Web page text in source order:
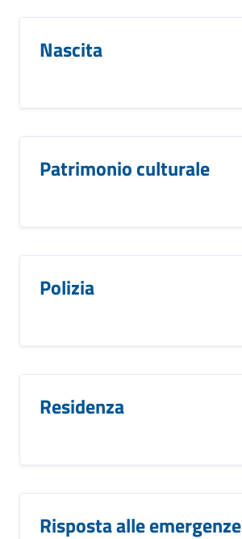
Nascita
Patrimonio culturale
Polizia
Residenza
Risposta alle emergenze